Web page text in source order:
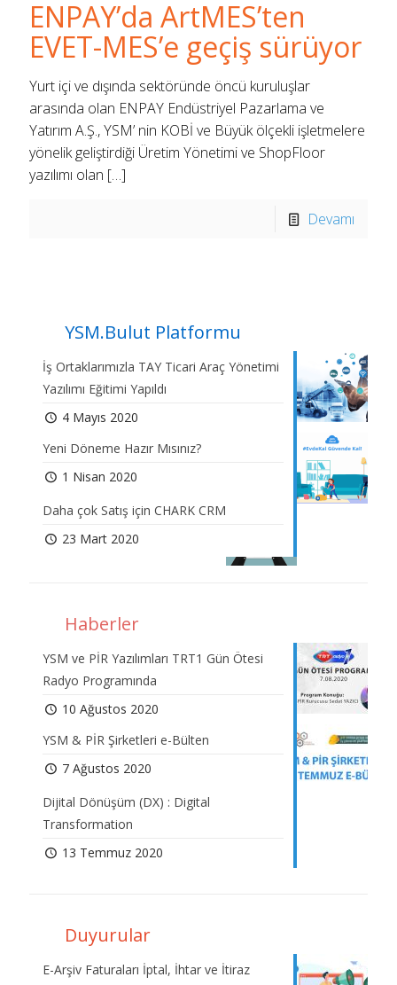
ENPAY’da ArtMES’ten
EVET-MES’e geçiş sürüyor
Yurt içi ve dışında sektöründe öncü kuruluşlar
arasında olan ENPAY Endüstriyel Pazarlama ve
Yatırım A.Ş., YSM’ nin KOBİ ve Büyük ölçekli işletmelere
yönelik geliştirdiği Üretim Yönetimi ve ShopFloor
yazılımı olan […]
Devamı
YSM.Bulut Platformu
İş Ortaklarımızla TAY Ticari Araç Yönetimi
Yazılımı Eğitimi Yapıldı
4 Mayıs 2020
Yeni Döneme Hazır Mısınız?
1 Nisan 2020
Daha çok Satış için CHARK CRM
23 Mart 2020
Haberler
YSM ve PİR Yazılımları TRT1 Gün Ötesi
Radyo Programında
10 Ağustos 2020
YSM & PİR Şirketleri e-Bülten
7 Ağustos 2020
Dijital Dönüşüm (DX) : Digital
Transformation
13 Temmuz 2020
Duyurular
E-Arşiv Faturaları İptal, İhtar ve İtiraz